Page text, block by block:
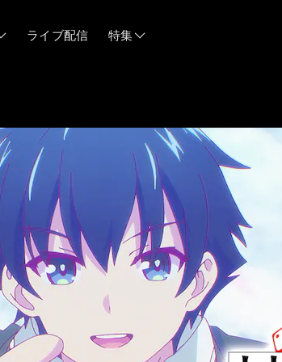
ライブ配信 特集
06/03
05/21
05/14